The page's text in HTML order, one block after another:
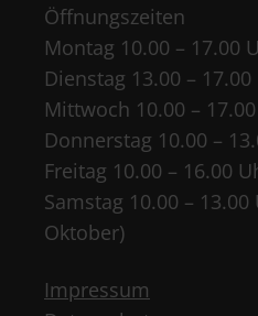
Öffnungszeiten
Montag 10.00 – 17.00
Dienstag 13.00 –
Mittwoch 10.00 –
Donnerstag 10.00 –
Freitag 10.00 – 16.00
Samstag 10.00 –
Oktober)
Impressum